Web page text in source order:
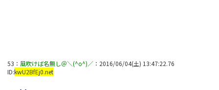
53 ： 風吹けば名無し＠＼(^o^)／ ： 2016/06/04(土) 13:47:22.76
ID:kwU2BfEj0.net